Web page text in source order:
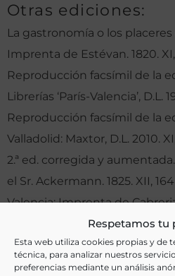
Respetamos tu
Esta web utiliza cookies propias y de
técnica, para analizar nuestros
preferencias mediante un análisis
Otras ediciones:
La gastronomía o los placeres
Imprenta de Estévan. 1820. XI,
Reproducción facsímil de la
Librerías ‘París-Valencia’, D.L.
Reproducción facsímil de la
Valladolid: Maxtor, D.L. 2010.
2.ª ed. corregida y
el Sr. Ackermann. 1825. XII,
Valencia: Imprenta de
Notas: